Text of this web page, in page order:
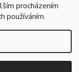
procházením
používáním.